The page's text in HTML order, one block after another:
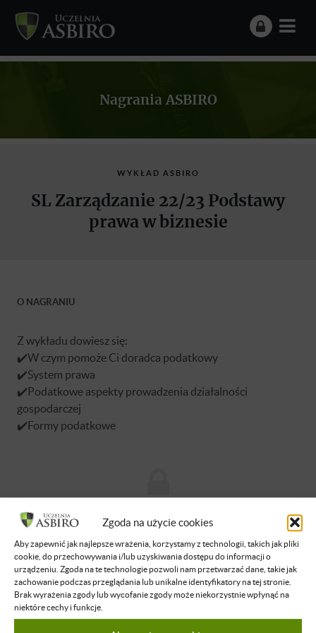
Zgoda na użycie cookies
Aby zapewnić jak najlepsze wrażenia, korzystamy z technologii, takich jak pliki
cookie, do przechowywania i/lub uzyskiwania dostępu do informacji o
urządzeniu. Zgoda na te technologie pozwoli nam przetwarzać dane, takie jak
zachowanie podczas przeglądania lub unikalne identyfikatory na tej stronie.
Brak wyrażenia zgody lub wycofanie zgody może niekorzystnie wpłynąć na
niektóre cechy i funkcje.
Nagrania ASBIRO
WYKŁAD ASBIRO
SL Zarządzanie 22/23 Podstawy
prawa w biznesie
O NAGRANIU
Z wykładu dowiesz się:
✔️W czym pomoże Ci doradca podatkowy
✔️System prawa
✔️Podatkowe aspekty prowadzenia działalności
gospodarczej
✔️Formy podatkowe
Brak dostępu
Nie masz dostępu do tej podstrony.
Zaloguj się
O WYKŁADOWCY